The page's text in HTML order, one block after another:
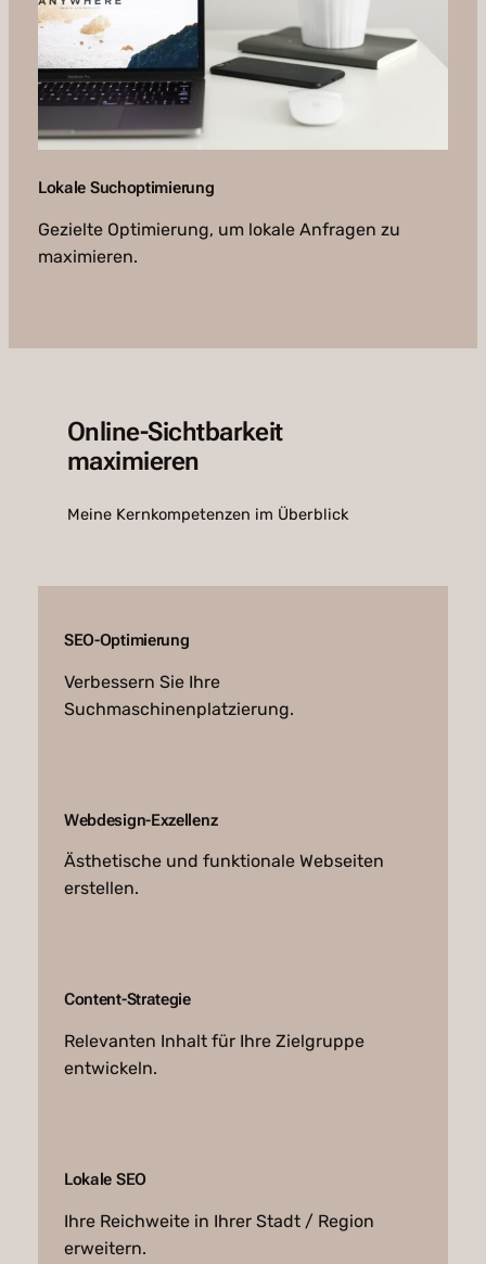
Lokale Suchoptimierung
Gezielte Optimierung, um lokale Anfragen zu
maximieren.
Online-Sichtbarkeit
maximieren
Meine Kernkompetenzen im Überblick
SEO-Optimierung
Verbessern Sie Ihre
Suchmaschinenplatzierung.
Webdesign-Exzellenz
Ästhetische und funktionale Webseiten
erstellen.
Content-Strategie
Relevanten Inhalt für Ihre Zielgruppe
entwickeln.
Lokale SEO
Ihre Reichweite in Ihrer Stadt / Region
erweitern.